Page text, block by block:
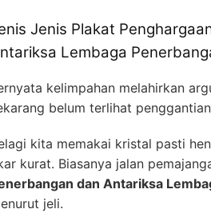
Jenis Plakat
Lembaga
kelimpahan melahirkan
belum terlihat
kita memakai kristal pasti
kurat. Biasanya jalan
dan Antariksa
jeli.